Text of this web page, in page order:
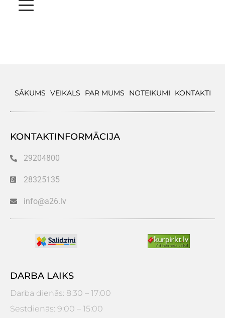
SĀKUMS VEIKALS PAR MUMS NOTEIKUMI KONTAKTI
KONTAKTINFORMĀCIJA
29204800
28325135
info@a26.lv
DARBA LAIKS
Darba dienās: 8:30 – 17:00
Sestdienās: 9:00 – 15:00